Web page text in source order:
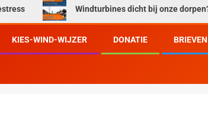
Windturbines dicht bij onze dorpen? Kom
KIES-WIND-WIJZER DONATIE